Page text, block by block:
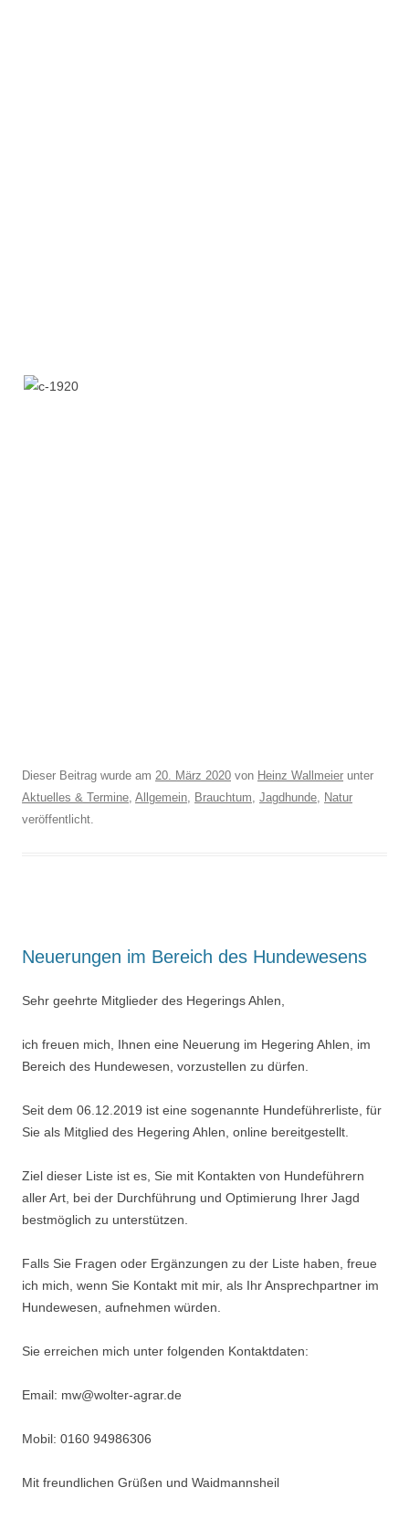
Dieser Beitrag wurde am 20. März 2020 von Heinz Wallmeier unter
Aktuelles & Termine, Allgemein, Brauchtum, Jagdhunde, Natur
veröffentlicht.
Neuerungen im Bereich des Hundewesens
Sehr geehrte Mitglieder des Hegerings Ahlen,
ich freuen mich, Ihnen eine Neuerung im Hegering Ahlen, im
Bereich des Hundewesen, vorzustellen zu dürfen.
Seit dem 06.12.2019 ist eine sogenannte Hundeführerliste, für
Sie als Mitglied des Hegering Ahlen, online bereitgestellt.
Ziel dieser Liste ist es, Sie mit Kontakten von Hundeführern
aller Art, bei der Durchführung und Optimierung Ihrer Jagd
bestmöglich zu unterstützen.
Falls Sie Fragen oder Ergänzungen zu der Liste haben, freue
ich mich, wenn Sie Kontakt mit mir, als Ihr Ansprechpartner im
Hundewesen, aufnehmen würden.
Sie erreichen mich unter folgenden Kontaktdaten:
Email: mw@wolter-agrar.de
Mobil: 0160 94986306
Mit freundlichen Grüßen und Waidmannsheil